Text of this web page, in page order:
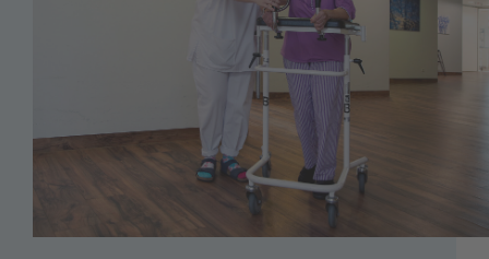
Wie können wir Ihnen helfen?
Suchwert